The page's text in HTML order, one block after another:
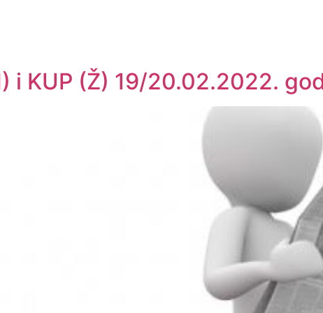
i KUP (Ž) 19/20.02.2022.